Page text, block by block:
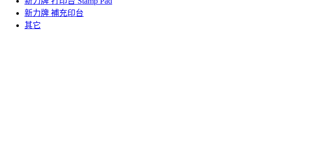
新力牌 補充印台
其它